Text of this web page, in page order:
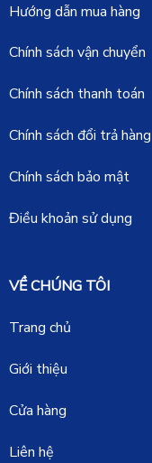
Hướng dẫn mua hàng
Chính sách vận chuyển
Chính sách thanh toán
Chính sách đổi trả hàng
Chính sách bảo mật
Điều khoản sử dụng
VỀ CHÚNG TÔI
Trang chủ
Giới thiệu
Cửa hàng
Liên hệ